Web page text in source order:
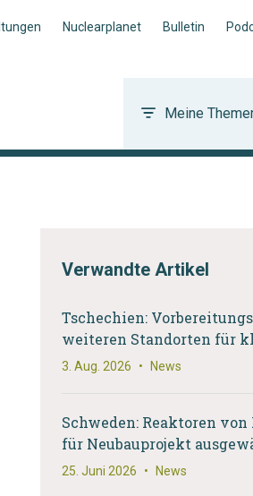
Nuclearplanet Bulletin
Meine
Verwandte Artikel
Tschechien:
weiteren Standorten für
3. Aug. 2026 • News
Schweden: Reaktoren von
für Neubauprojekt
25. Juni 2026 • News